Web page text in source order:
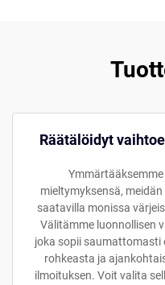
Räätälöidyt
mieltymyksensä,
saatavilla monissa
Välitämme luonnollisen
joka sopii saumattomasti
rohkeasta ja
ilmoituksen. Voit valita